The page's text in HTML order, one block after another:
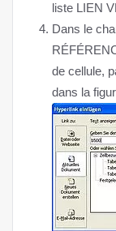
liste LIEN
Dans le
de cellule,
dans la